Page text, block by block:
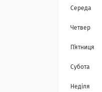
Середа
Четвер
Пʼятниця
Субота
Неділя